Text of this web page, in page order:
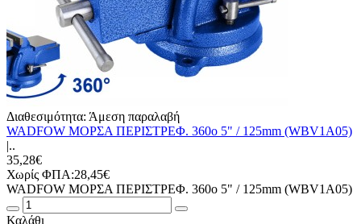
Διαθεσιμότητα: Άμεση παραλαβή
WADFOW ΜΟΡΣΑ ΠΕΡΙΣΤΡΕΦ. 360o 5" / 125mm (WBV1A05)
|..
35,28€
Χωρίς ΦΠΑ:28,45€
WADFOW ΜΟΡΣΑ ΠΕΡΙΣΤΡΕΦ. 360o 5" / 125mm (WBV1A05)
Καλάθι